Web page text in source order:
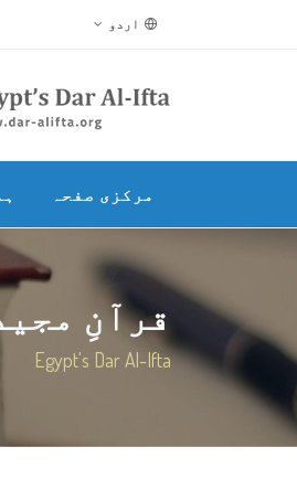
اردو
مرکزی صفحہ
قرآنِ
Egypt's Dar Al-Ifta